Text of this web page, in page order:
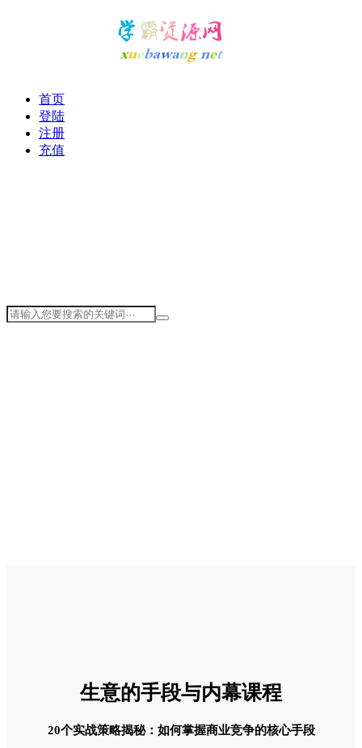
首页
登陆
注册
充值
生意的手段与内幕课程
20个实战策略揭秘：如何掌握商业竞争的核心手段